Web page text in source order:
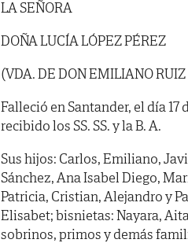
LA SEÑORA
DOÑA LUCÍA LÓPEZ PÉREZ
(VDA. DE DON EMILIANO
Falleció en Santander, el día 17
recibido los SS. SS. y la B. A.
Sus hijos: Carlos, Emiliano,
Sánchez, Ana Isabel Diego,
Patricia, Cristian, Alejandro y
Elisabet; bisnietas: Nayara,
sobrinos, primos y demás